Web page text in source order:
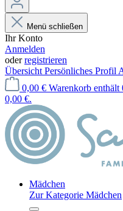
Menü schließen
Ihr Konto
Anmelden
oderregistrieren
Übersicht Persönliches Profil
0,00 € Warenkorb enthält
0,00 €.
Mädchen
Zur Kategorie Mädchen